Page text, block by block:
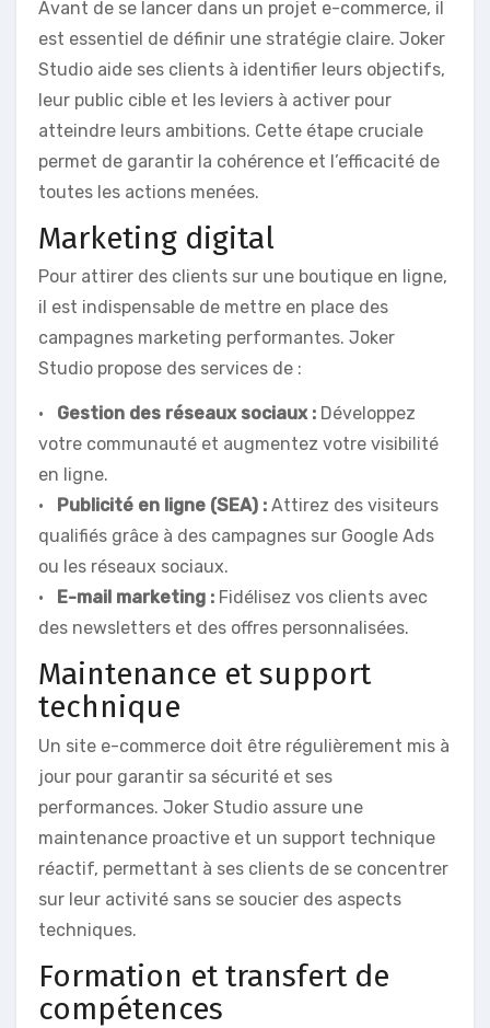
Avant de se lancer dans un projet e-commerce, il
est essentiel de définir une stratégie claire. Joker
Studio aide ses clients à identifier leurs objectifs,
leur public cible et les leviers à activer pour
atteindre leurs ambitions. Cette étape cruciale
permet de garantir la cohérence et l’efficacité de
toutes les actions menées.
Marketing digital
Pour attirer des clients sur une boutique en ligne,
il est indispensable de mettre en place des
campagnes marketing performantes. Joker
Studio propose des services de :
• Gestion des réseaux sociaux : Développez
votre communauté et augmentez votre visibilité
en ligne.
•
Publicité en ligne (SEA) : Attirez des visiteurs
qualifiés grâce à des campagnes sur Google Ads
ou les réseaux sociaux.
• E-mail marketing : Fidélisez vos clients avec
des newsletters et des offres personnalisées.
Maintenance et support
technique
Un site e-commerce doit être régulièrement mis à
jour pour garantir sa sécurité et ses
performances. Joker Studio assure une
maintenance proactive et un support technique
réactif, permettant à ses clients de se concentrer
sur leur activité sans se soucier des aspects
techniques.
Formation et transfert de
compétences